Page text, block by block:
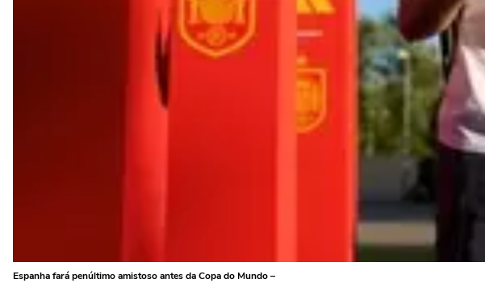
Espanha fará penúltimo amistoso antes da Copa do Mundo –